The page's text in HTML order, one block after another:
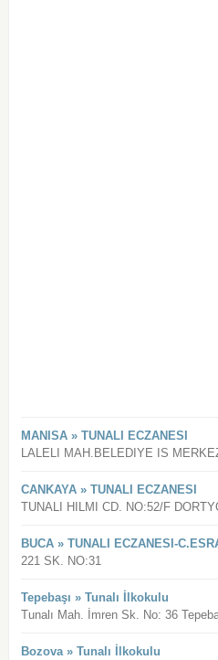
MANISA » TUNALI ECZANESI
LALELI MAH.BELEDIYE IS
CANKAYA » TUNALI ECZANESI
TUNALI HILMI CD. NO:52/F
BUCA » TUNALI ECZANESI-
221 SK. NO:31
Tepebaşı » Tunalı İlkokulu
Tunalı Mah. İmren Sk. No: 36
Bozova » Tunalı İlkokulu